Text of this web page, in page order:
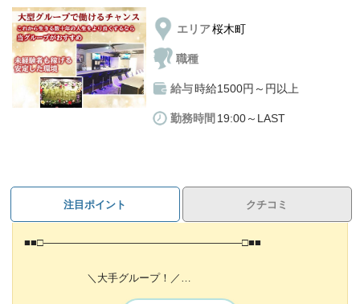
当店はマンション寮が完備されているので
出勤がとっても楽ちんなんです🏠
引っ越しや、一人暮らしを考えている方におすすめ✨
詳しくは面接時にご説明します⚡
これに加えインセンティブがあるので
その他にも
エリア桜木町
職種
給与時給1500円～円以上
勤務時間 19:00～LAST
注目ポイント クチコミ
■■□―――――――――――――――――――□■■
＼大手グループ！／
【Girl's Bar Al'aise（アレーズ）野毛・桜木町店】